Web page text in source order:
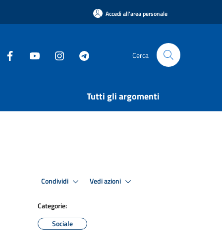
Accedi all'area personale
Cerca
Tutti gli argomenti
Condividi Vedi azioni
Categorie:
Sociale